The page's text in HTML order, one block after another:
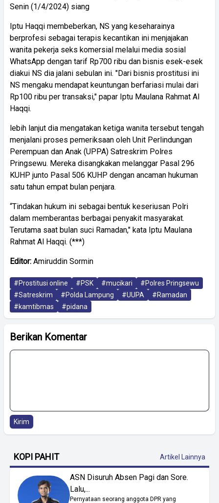
Senin (1/4/2024) siang
Iptu Haqqi membeberkan, NS yang keseharainya
berprofesi sebagai terapis kecantikan ini menjajakan
wanita pekerja seks komersial melalui media sosial
WhatsApp dengan tarif Rp700 ribu dan bisnis esek-esek
diakui NS dia jalani sebulan ini. "Dari bisnis prostitusi ini
NS mengaku mendapat keuntungan berfariasi mulai dari
Rp100 ribu per transaksi," papar Iptu Maulana Rahmat Al
Haqqi.
lebih lanjut dia mengatakan ketiga wanita tersebut tengah
menjalani proses pemeriksaan oleh Unit Perlindungan
Perempuan dan Anak (UPPA) Satreskrim Polres
Pringsewu. Mereka disangkakan melanggar Pasal 296
KUHP junto Pasal 506 KUHP dengan ancaman hukuman
satu tahun empat bulan penjara.
“Tindakan hukum ini sebagai bentuk keseriusan Polri
dalam memberantas berbagai penyakit masyarakat.
Terutama saat bulan suci Ramadan," kata Iptu Maulana
Rahmat Al Haqqi. (***)
Editor: Amiruddin Sormin
#Prostitusi online #PSK #mucikari
#Polres Pringsewu
#Satreskrim
#Polda Lampung #UUPA
#Ramadan
#kamtibmas
#pidana
Berikan Komentar
Kirim
KOPI PAHIT Artikel Lainnya
ASN Disuruh Absen Pagi dan Sore.
Lalu,...
Pernyataan seorang anggota DPR yang